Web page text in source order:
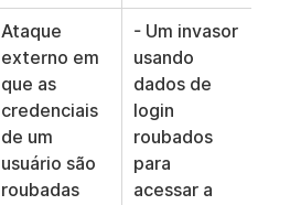
Ataque
externo em
que as
credenciais
de um
usuário são
roubadas
- Um invasor
usando
dados de
login
roubados
para
acessar a